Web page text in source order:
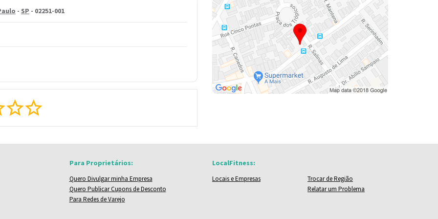
- SP - 02251-001
Para Proprietários:
Quero Divulgar minha Empresa
Quero Publicar Cupons de Desconto
Para Redes de Varejo
LocalFitness:
Locais e Empresas
Trocar de Região
Relatar um Problema